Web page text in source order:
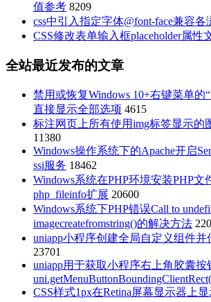
值参考 8209
css中引入指定字体@font-face兼容各
CSS修改表单输入框placeholder属性
全站最近发布的文章
禁用或恢复Windows 10+右键菜单的
直接显示全部选项 4615
标注网页上所有使用img标签显示的
11380
Windows操作系统下的Apache开启
ssi服务 18462
Windows系统在PHP环境安装PHP文
php_fileinfo扩展 20600
Windows系统下PHP错误Call to
imagecreatefromstring()的解决方法
uniapp小程序创建全局自定义组件
23701
uniapp用于获取小程序右上角胶囊
CSS样式1px在Retina屏幕显示器上